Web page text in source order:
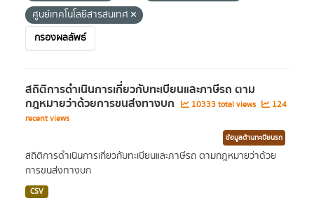
ศูนย์เทคโนโลยีสารสนเทศ
กรองผลลัพธ์
สถิติการดำเนินการเกี่ยวกับทะเบียนและภาษีรถ ตาม
กฎหมายว่าด้วยการขนส่งทางบก 10333 total views
124
recent views
ข้อมูลด้านทะเบียนรถ
สถิติการดำเนินการเกี่ยวกับทะเบียนและภาษีรถ ตามกฎหมายว่าด้วย
การขนส่งทางบก
CSV